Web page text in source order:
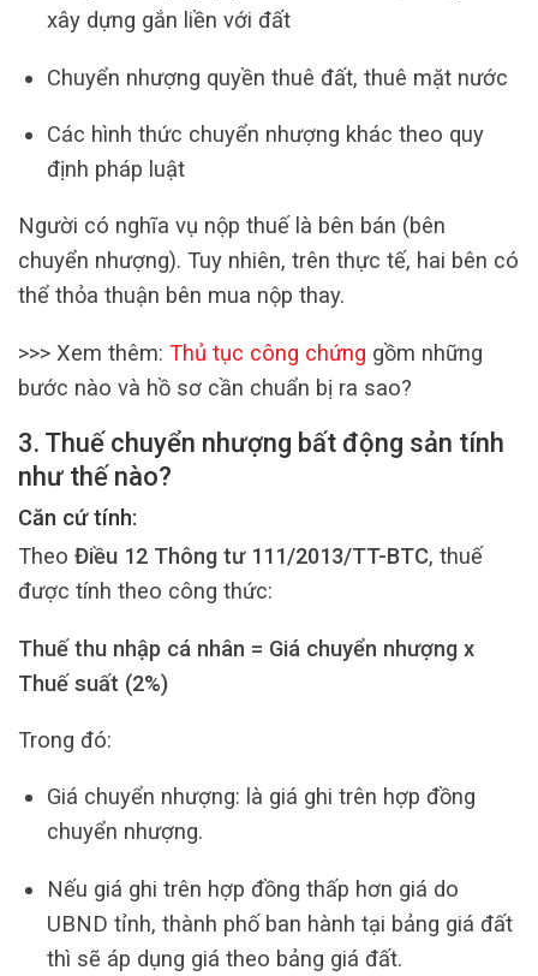
xây dựng gắn liền với đất
Chuyển nhượng quyền thuê đất, thuê mặt nước
Các hình thức chuyển nhượng khác theo quy
định pháp luật
Người có nghĩa vụ nộp thuế là bên bán (bên
chuyển nhượng). Tuy nhiên, trên thực tế, hai bên có
thể thỏa thuận bên mua nộp thay.
>>> Xem thêm: Thủ tục công chứng gồm những
bước nào và hồ sơ cần chuẩn bị ra sao?
3. Thuế chuyển nhượng bất động sản tính
như thế nào?
Căn cứ tính:
Theo Điều 12 Thông tư 111/2013/TT-BTC, thuế
được tính theo công thức:
Thuế thu nhập cá nhân = Giá chuyển nhượng x
Thuế suất (2%)
Trong đó:
Giá chuyển nhượng: là giá ghi trên hợp đồng
chuyển nhượng.
Nếu giá ghi trên hợp đồng thấp hơn giá do
UBND tỉnh, thành phố ban hành tại bảng giá đất
thì sẽ áp dụng giá theo bảng giá đất.